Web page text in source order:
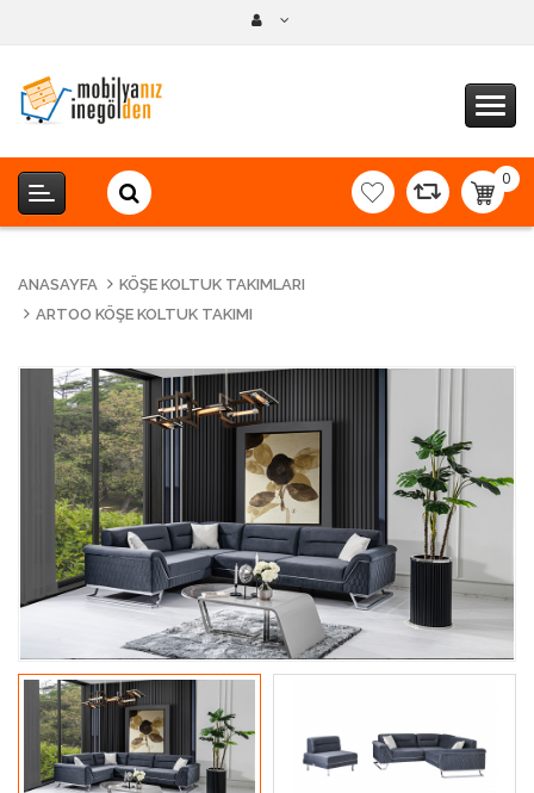
0
-
ANASAYFA
KÖŞE KOLTUK TAKIMLARI
ARTOO KÖŞE KOLTUK TAKIMI